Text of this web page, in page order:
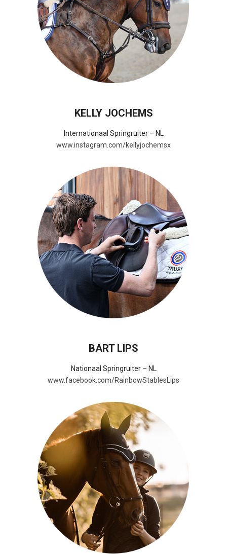
KELLY JOCHEMS
Internationaal Springruiter – NL
www.instagram.com/kellyjochemsx
BART LIPS
Nationaal Springruiter – NL
www.facebook.com/RainbowStablesLips